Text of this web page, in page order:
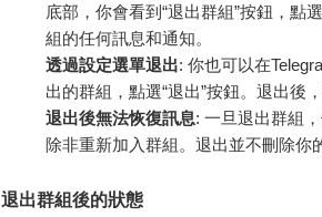
底部，你會看到“退出群組”按鈕，點
組的任何訊息和通知。
透過設定選單退出: 你也可以在
出的群組，點選“退出”按鈕。退出後
退出後無法恢復訊息: 一旦退出群組
除非重新加入群組。退出並不刪除你
退出群組後的狀態